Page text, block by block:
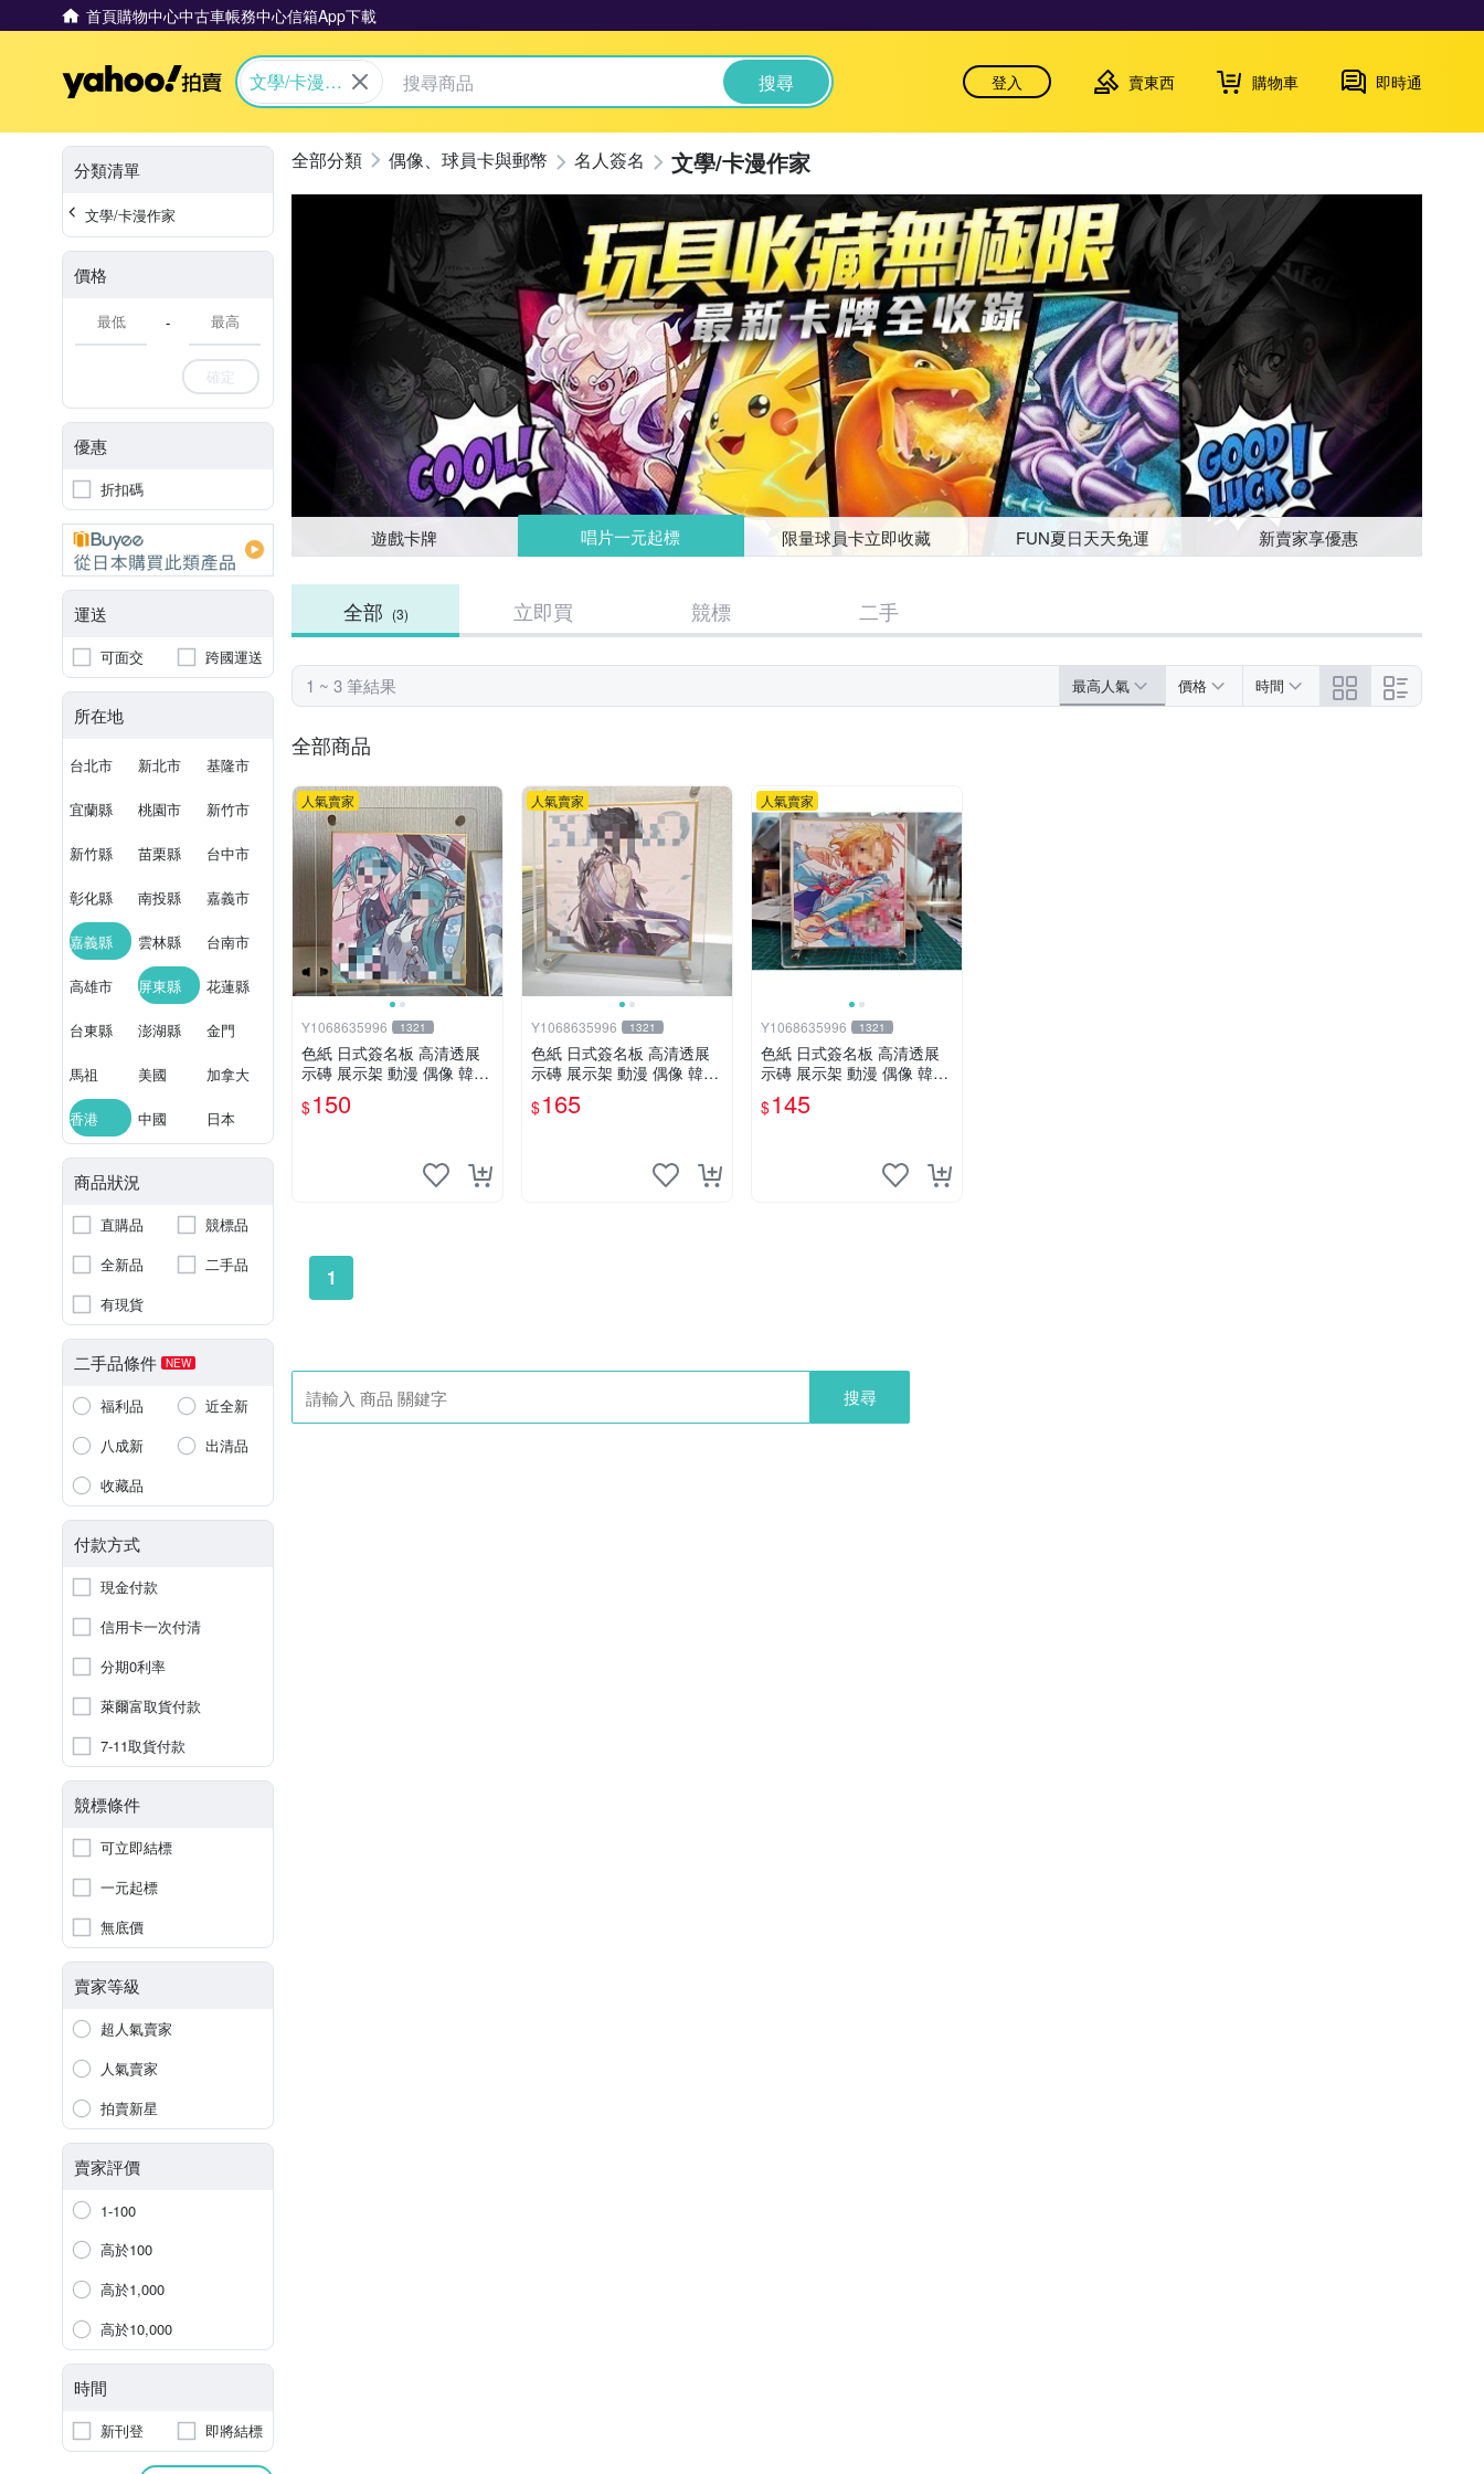
首頁購物中心中古車帳務中心信箱App下載
Yahoo拍賣
文學/卡漫作
搜尋 登入 賣東西 購物車 即時通
分類清單
文學/卡漫作家
價格
-
確定
優惠
折扣碼
運送
可面交 跨國運送
所在地
台北市 新北市 基隆市
宜蘭縣 桃園市 新竹市
新竹縣 苗栗縣 台中市
彰化縣 南投縣 嘉義市
嘉義縣 雲林縣 台南市
高雄市 屏東縣 花蓮縣
台東縣 澎湖縣 金門
馬祖 美國 加拿大
香港 中國 日本
商品狀況
直購品
競標品
全新品
二手品
有現貨
二手品條件 NEW
福利品
近全新
八成新
出清品
收藏品
付款方式
現金付款
信用卡一次付清
分期0利率
萊爾富取貨付款
7-11取貨付款
競標條件
可立即結標
一元起標
無底價
賣家等級
超人氣賣家
人氣賣家
拍賣新星
賣家評價
1-100
高於100
高於1,000
高於10,000
時間
新刊登 即將結標
偶像、球員卡與郵幣 名人簽名 文學/卡漫作家
遊戲卡牌 唱片一元起標 限量球員卡立即收藏 FUN夏日天天免運 新賣家享優惠
全部 (3) 立即買 競標 二手
1 ~ 3 筆結果 最高人氣 價格 時間
全部商品
人氣賣家
Y1068635996 1321
色紙 日式簽名板 高清透展
示磚 展示架 動漫 偶像 韓星
BTS hololive 中號 凹槽150*
150mm
$150
人氣賣家
Y1068635996 1321
色紙 日式簽名板 高清透展
示磚 展示架 動漫 偶像 韓星
BTS hololive 大號 凹槽182*
202mm
$165
人氣賣家
Y1068635996 1321
色紙 日式簽名板 高清透展
示磚 展示架 動漫 偶像 韓星
BTS hololive 小號 凹槽122*
137mm
$145
1
搜尋